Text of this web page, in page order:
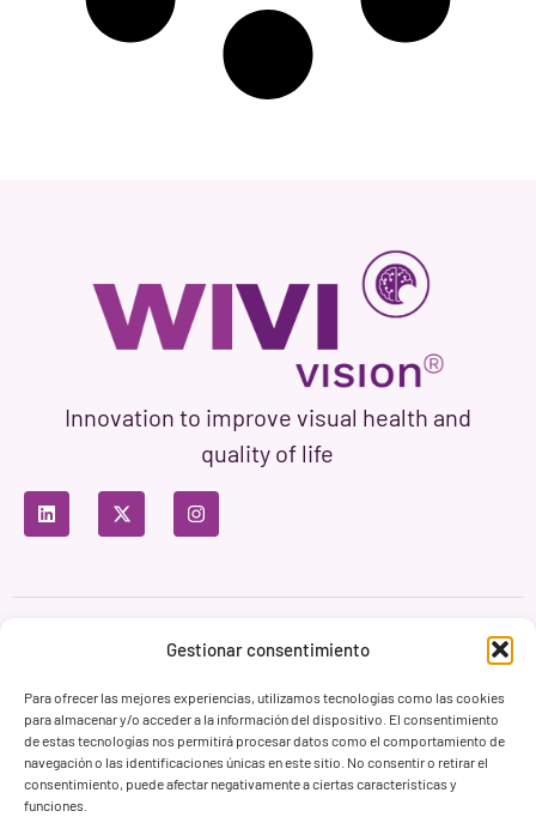
Gestionar consentimiento
Para ofrecer las mejores experiencias, utilizamos tecnologías como las cookies
para almacenar y/o acceder a la información del dispositivo. El consentimiento
de estas tecnologías nos permitirá procesar datos como el comportamiento de
navegación o las identificaciones únicas en este sitio. No consentir o retirar el
consentimiento, puede afectar negativamente a ciertas características y
funciones.
Innovation to improve visual health and
quality of life
Privacy Policy Terms of Use
Cookie Policy